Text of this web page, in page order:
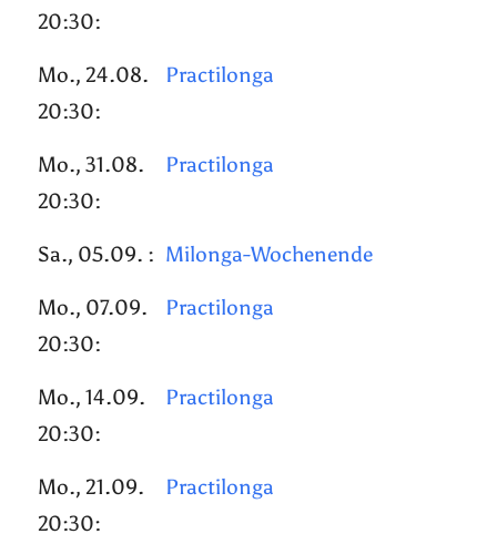
20:30:
Mo., 24.08.
20:30:
Practilonga
Mo., 31.08.
20:30:
Practilonga
Sa., 05.09. : Milonga-Wochenende
Mo., 07.09.
20:30:
Practilonga
Mo., 14.09.
20:30:
Practilonga
Mo., 21.09.
20:30:
Practilonga